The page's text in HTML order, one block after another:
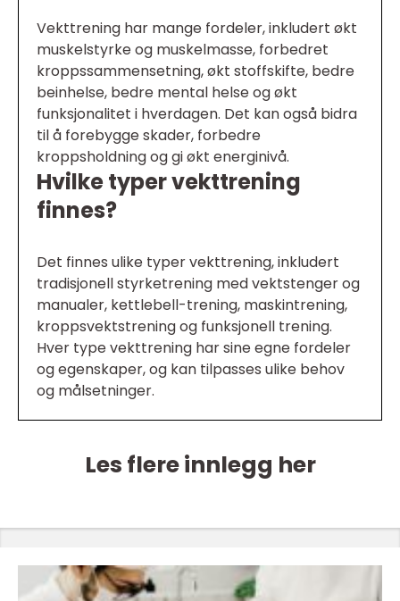
Vekttrening har mange fordeler, inkludert økt
muskelstyrke og muskelmasse, forbedret
kroppssammensetning, økt stoffskifte, bedre
beinhelse, bedre mental helse og økt
funksjonalitet i hverdagen. Det kan også bidra
til å forebygge skader, forbedre
kroppsholdning og gi økt energinivå.
Hvilke typer vekttrening
finnes?
Det finnes ulike typer vekttrening, inkludert
tradisjonell styrketrening med vektstenger og
manualer, kettlebell-trening, maskintrening,
kroppsvektstrening og funksjonell trening.
Hver type vekttrening har sine egne fordeler
og egenskaper, og kan tilpasses ulike behov
og målsetninger.
Les flere innlegg her